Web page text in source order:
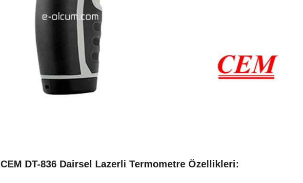
CEM DT-836 Dairsel Lazerli Termometre Özellikleri: